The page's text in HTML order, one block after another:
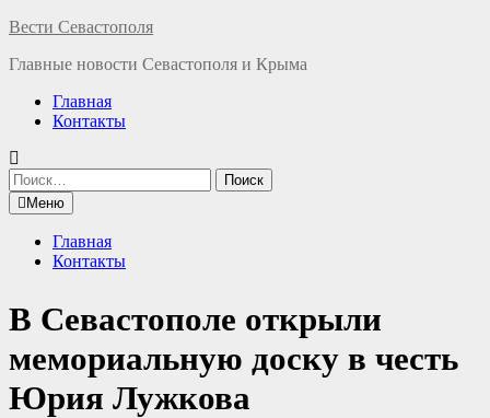
Перейти
содержимому
Вести Севастополя
Главные новости Севастополя и Крыма
Главная
Контакты
Найти:
Меню
Главная
Контакты
В Севастополе открыли
мемориальную доску в честь
Юрия Лужкова